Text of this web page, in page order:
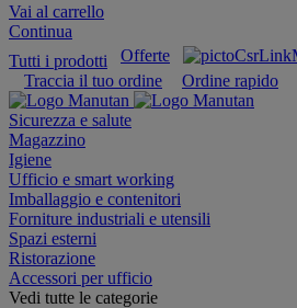
Vai al carrello
Continua
Tutti i prodotti
Offerte
Traccia il tuo ordine
Ordine rapido
Sicurezza e salute
Magazzino
Igiene
Ufficio e smart working
Imballaggio e contenitori
Forniture industriali e utensili
Spazi esterni
Ristorazione
Accessori per ufficio
Vedi tutte le categorie